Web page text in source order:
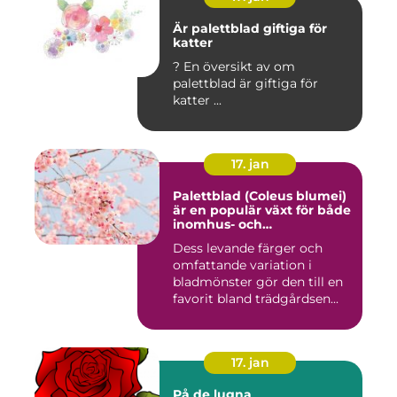
Är palettblad giftiga för
katter
? En översikt av om
palettblad är giftiga för
katter ...
17. jan
Palettblad (Coleus blumei)
är en populär växt för både
inomhus- och
Dess levande färger och
omfattande variation i
bladmönster gör den till en
favorit bland trädgårdsen...
17. jan